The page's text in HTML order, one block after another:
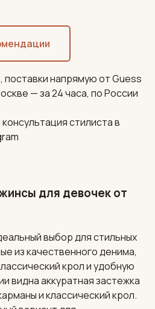
поставки напрямую от Guess
— за 24 часа, по России
стилиста в
для девочек от
выбор для стильных
из качественного денима,
крол и удобную
видна аккуратная застежка
и классический крол.